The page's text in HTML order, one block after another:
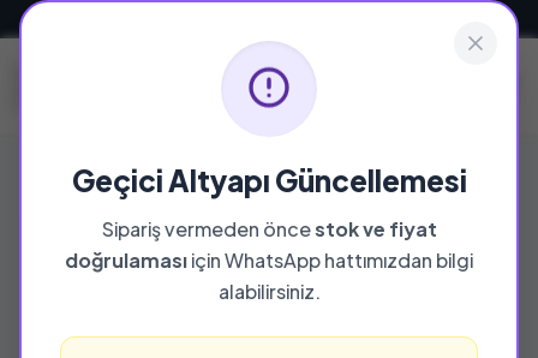
Geçici Altyapı Güncellemesi
Sipariş vermeden öncestok ve fiyat
doğrulamasıiçin WhatsApp hattımızdan bilgi
alabilirsiniz.